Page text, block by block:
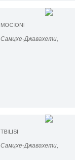
MOCIONI
Самцхе-Джавахети,
TBILISI
Самцхе-Джавахети,